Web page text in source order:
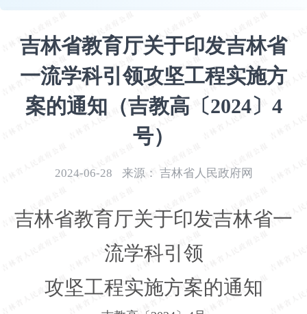
吉林省教育厅关于印发吉林省
一流学科引领攻坚工程实施方
案的通知（吉教高〔2024〕4
号）
2024-06-28 来源： 吉林省人民政府网
吉林省教育厅关于印发吉林省一
流学科引领
攻坚工程实施方案的通知
加